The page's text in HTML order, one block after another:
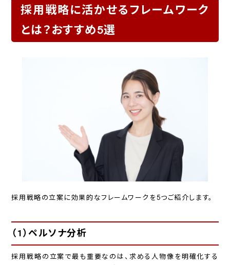
採用戦略に活かせるフレームワーク
とは？おすすめ5選
採用戦略の立案に効果的なフレームワークを5つご紹介します。
（1）ペルソナ分析
採用戦略の立案で最も重要なのは、求める人物像を明確化する